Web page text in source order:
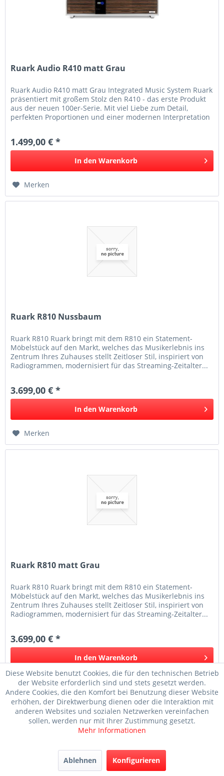
Ruark Audio R410 matt Grau
Ruark Audio R410 matt Grau Integrated Music System Ruark
präsentiert mit großem Stolz den R410 - das erste Produkt
aus der neuen 100er-Serie. Mit viel Liebe zum Detail,
perfekten Proportionen und einer modernen Interpretation
1.499,00 € *
In den Warenkorb
Merken
Ruark R810 Nussbaum
Ruark R810 Ruark bringt mit dem R810 ein Statement-
Möbelstück auf den Markt, welches das Musikerlebnis ins
Zentrum Ihres Zuhauses stellt Zeitloser Stil, inspiriert von
Radiogrammen, modernisiert für das Streaming-Zeitalter...
3.699,00 € *
In den Warenkorb
Merken
Ruark R810 matt Grau
Ruark R810 Ruark bringt mit dem R810 ein Statement-
Möbelstück auf den Markt, welches das Musikerlebnis ins
Zentrum Ihres Zuhauses stellt Zeitloser Stil, inspiriert von
Radiogrammen, modernisiert für das Streaming-Zeitalter...
3.699,00 € *
In den Warenkorb
Merken
Ruark Audio R2 Stream Box DS2 Ruark Audio Ruark
Audio R1S
Cabasse The Ruark High Ruark
Cabasse The
Pro-Ject Tuner Ruark Stream Box DS2
Pro-Ject Tuner Stream Box DS2
Diese Website benutzt Cookies, die für den technischen Betrieb
der Website erforderlich sind und stets gesetzt werden.
Andere Cookies, die den Komfort bei Benutzung dieser Website
erhöhen, der Direktwerbung dienen oder die Interaktion mit
anderen Websites und sozialen Netzwerken vereinfachen
sollen, werden nur mit Ihrer Zustimmung gesetzt.
Mehr Informationen
Ablehnen Konfigurieren